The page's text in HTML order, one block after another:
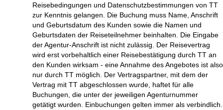
Reisebedingungen und Datenschutzbestimmungen von TT
zur Kenntnis gelangen. Die Buchung muss Name, Anschrift
und Geburtsdatum des Kunden sowie die Namen und
Geburtsdaten der Reiseteilnehmer beinhalten. Die Eingabe
der Agentur-Anschrift ist nicht zulässig. Der Reisevertrag
wird erst vorbehaltlich einer Reisebestätigung durch TT an
den Kunden wirksam - eine Annahme des Angebotes ist also
nur durch TT möglich. Der Vertragspartner, mit dem der
Vertrag mit TT abgeschlossen wurde, haftet für alle
Buchungen, die unter der jeweiligen Agenturnummer
getätigt wurden. Einbuchungen gelten immer als verbindlich.